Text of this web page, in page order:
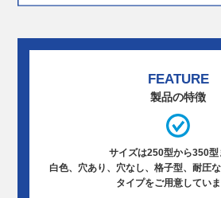
FEATURE
製品の特徴
サイズは250型から350型
白色、穴あり、穴なし、格子型、耐圧
タイプをご用意していま